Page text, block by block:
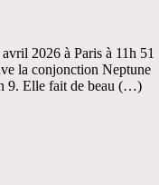
2026 à Paris à 11h 51
la conjonction Neptune
9. Elle fait de beau (…)